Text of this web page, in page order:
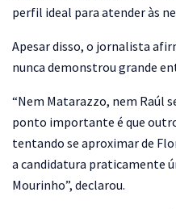
perfil ideal para atender às
Apesar disso, o jornalista
nunca demonstrou grande
“Nem Matarazzo, nem Raúl
ponto importante é que
tentando se aproximar de
a candidatura praticamente
Mourinho”, declarou.